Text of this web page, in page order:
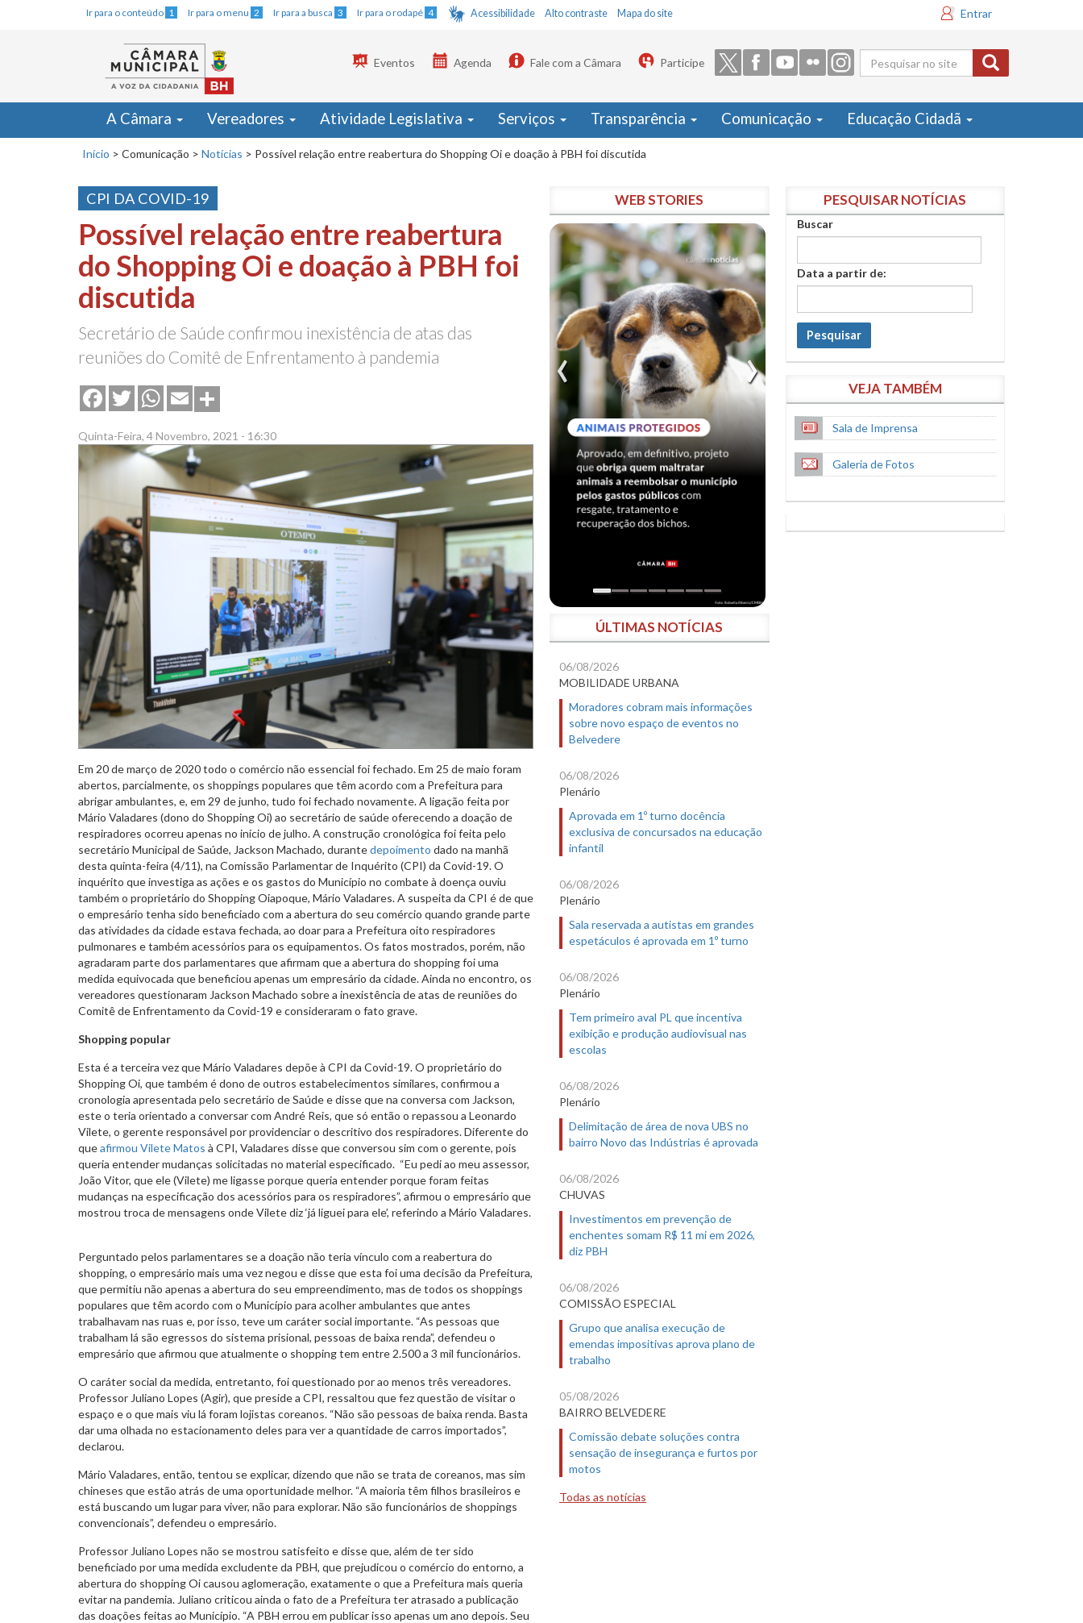
Ir para o conteúdo 1 Ir para o menu 2 Ir para a busca 3 Ir para o rodapé 4 Acessibilidade Alto contraste Mapa do site Entrar
Formulário
de busca
Eventos Agenda Fale com a Câmara Participe
A Câmara Vereadores Atividade Legislativa Serviços Transparência Comunicação Educação Cidadã
Início > Comunicação > Notícias > Possível relação entre reabertura do Shopping Oi e doação à PBH foi discutida
CPI DA COVID-19
Possível relação entre reabertura
do Shopping Oi e doação à PBH foi
discutida
Secretário de Saúde confirmou inexistência de atas das
reuniões do Comitê de Enfrentamento à pandemia
FacebookTwitterWhatsApp
Email
Quinta-Feira, 4 Novembro, 2021 - 16:30
Em 20 de março de 2020 todo o comércio não essencial foi fechado. Em 25 de maio foram
abertos, parcialmente, os shoppings populares que têm acordo com a Prefeitura para
abrigar ambulantes, e, em 29 de junho, tudo foi fechado novamente. A ligação feita por
Mário Valadares (dono do Shopping Oi) ao secretário de saúde oferecendo a doação de
respiradores ocorreu apenas no início de julho. A construção cronológica foi feita pelo
secretário Municipal de Saúde, Jackson Machado, durantedepoimento dado na manhã
desta quinta-feira (4/11), na Comissão Parlamentar de Inquérito (CPI) da Covid-19. O
inquérito que investiga as ações e os gastos do Município no combate à doença ouviu
também o proprietário do Shopping Oiapoque, Mário Valadares. A suspeita da CPI é de que
o empresário tenha sido beneficiado com a abertura do seu comércio quando grande parte
das atividades da cidade estava fechada, ao doar para a Prefeitura oito respiradores
pulmonares e também acessórios para os equipamentos. Os fatos mostrados, porém, não
agradaram parte dos parlamentares que afirmam que a abertura do shopping foi uma
medida equivocada que beneficiou apenas um empresário da cidade. Ainda no encontro, os
vereadores questionaram Jackson Machado sobre a inexistência de atas de reuniões do
Comitê de Enfrentamento da Covid-19 e consideraram o fato grave.
Shopping popular
Esta é a terceira vez que Mário Valadares depõe à CPI da Covid-19. O proprietário do
Shopping Oi, que também é dono de outros estabelecimentos similares, confirmou a
cronologia apresentada pelo secretário de Saúde e disse que na conversa com Jackson,
este o teria orientado a conversar com André Reis, que só então o repassou a Leonardo
Vilete, o gerente responsável por providenciar o descritivo dos respiradores. Diferente do
queafirmou Vilete Matos à CPI, Valadares disse que conversou sim com o gerente, pois
queria entender mudanças solicitadas no material especificado. “Eu pedi ao meu assessor,
João Vitor, que ele (Vilete) me ligasse porque queria entender porque foram feitas
mudanças na especificação dos acessórios para os respiradores”, afirmou o empresário que
mostrou troca de mensagens onde Vilete diz ‘já liguei para ele’, referindo a Mário Valadares.
Perguntado pelos parlamentares se a doação não teria vínculo com a reabertura do
shopping, o empresário mais uma vez negou e disse que esta foi uma decisão da Prefeitura,
que permitiu não apenas a abertura do seu empreendimento, mas de todos os shoppings
populares que têm acordo com o Município para acolher ambulantes que antes
trabalhavam nas ruas e, por isso, teve um caráter social importante. “As pessoas que
trabalham lá são egressos do sistema prisional, pessoas de baixa renda”, defendeu o
empresário que afirmou que atualmente o shopping tem entre 2.500 a 3 mil funcionários.
O caráter social da medida, entretanto, foi questionado por ao menos três vereadores.
Professor Juliano Lopes (Agir), que preside a CPI, ressaltou que fez questão de visitar o
espaço e o que mais viu lá foram lojistas coreanos. “Não são pessoas de baixa renda. Basta
dar uma olhada no estacionamento deles para ver a quantidade de carros importados”,
declarou.
Mário Valadares, então, tentou se explicar, dizendo que não se trata de coreanos, mas sim
chineses que estão atrás de uma oportunidade melhor. “A maioria têm filhos brasileiros e
está buscando um lugar para viver, não para explorar. Não são funcionários de shoppings
convencionais”, defendeu o empresário.
Professor Juliano Lopes não se mostrou satisfeito e disse que, além de ter sido
beneficiado por uma medida excludente da PBH, que prejudicou o comércio do entorno, a
abertura do shopping Oi causou aglomeração, exatamente o que a Prefeitura mais queria
evitar na pandemia. Juliano criticou ainda o fato de a Prefeitura ter atrasado a publicação
das doações feitas ao Município. “A PBH errou em publicar isso apenas um ano depois. Seu
WEB STORIES
ÚLTIMAS NOTÍCIAS
06/08/2026
MOBILIDADE URBANA
Moradores cobram mais informações
sobre novo espaço de eventos no
Belvedere
06/08/2026
Plenário
Aprovada em 1º turno docência
exclusiva de concursados na educação
infantil
06/08/2026
Plenário
Sala reservada a autistas em grandes
espetáculos é aprovada em 1º turno
06/08/2026
Plenário
Tem primeiro aval PL que incentiva
exibição e produção audiovisual nas
escolas
06/08/2026
Plenário
Delimitação de área de nova UBS no
bairro Novo das Indústrias é aprovada
06/08/2026
CHUVAS
Investimentos em prevenção de
enchentes somam R$ 11 mi em 2026,
diz PBH
06/08/2026
COMISSÃO ESPECIAL
Grupo que analisa execução de
emendas impositivas aprova plano de
trabalho
05/08/2026
BAIRRO BELVEDERE
Comissão debate soluções contra
sensação de insegurança e furtos por
motos
Todas as notícias
PESQUISAR NOTÍCIAS
Buscar
Data a partir de:
Pesquisar
VEJA TAMBÉM
Sala de Imprensa
Galeria de Fotos